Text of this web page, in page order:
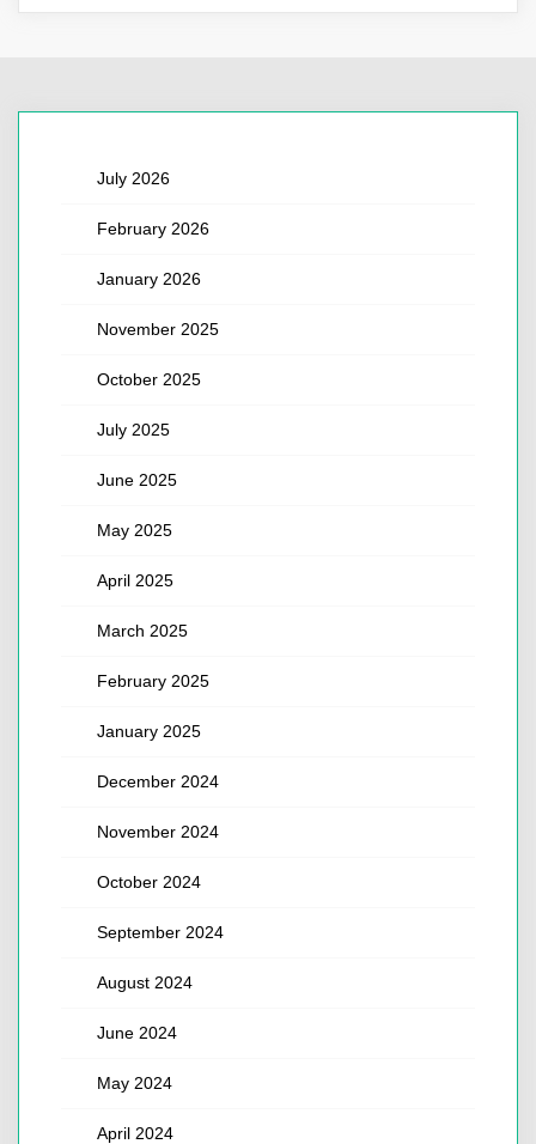
July 2026
February 2026
January 2026
November 2025
October 2025
July 2025
June 2025
May 2025
April 2025
March 2025
February 2025
January 2025
December 2024
November 2024
October 2024
September 2024
August 2024
June 2024
May 2024
April 2024